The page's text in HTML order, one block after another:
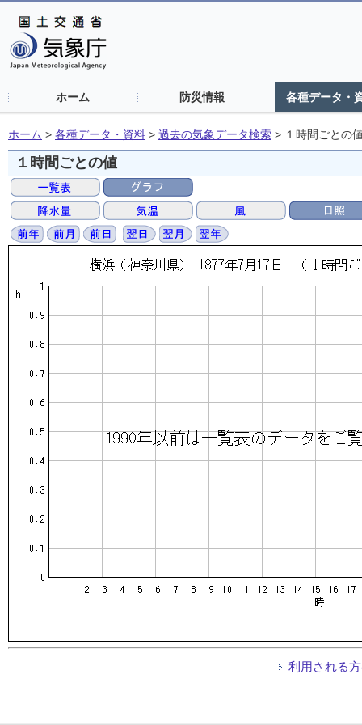
ホーム 防災情報 各種データ・
ホーム > 各種データ・資料 > 過去の気象データ検索 > １時間ごとの
１時間ごとの値
利用される